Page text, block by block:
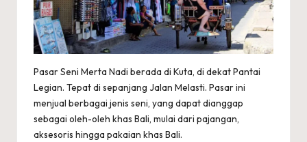
Pasar Seni Merta Nadi berada di Kuta, di dekat Pantai
Legian. Tepat di sepanjang Jalan Melasti. Pasar ini
menjual berbagai jenis seni, yang dapat dianggap
sebagai oleh-oleh khas Bali, mulai dari pajangan,
aksesoris hingga pakaian khas Bali.